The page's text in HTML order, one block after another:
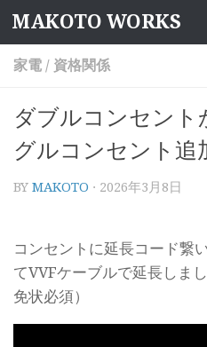
コンテンツへスキップ
MAKOTO WORKS
家電 / 資格関係
ダブルコンセント
グルコンセント追
BY MAKOTO · 2026年3月8日
コンセントに延長コード繋
てVVFケーブルで延長しま
免状必須）